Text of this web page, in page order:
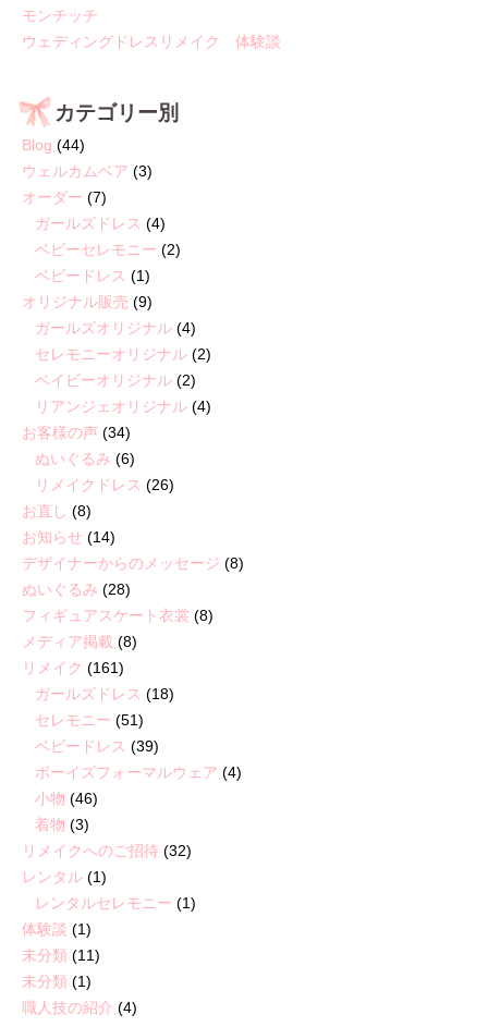
モンチッチ
ウェディングドレスリメイク 体験談
カテゴリー別
Blog (44)
ウェルカムベア (3)
オーダー (7)
ガールズドレス (4)
ベビーセレモニー (2)
ベビードレス (1)
オリジナル販売 (9)
ガールズオリジナル (4)
セレモニーオリジナル (2)
ベイビーオリジナル (2)
リアンジェオリジナル (4)
お客様の声 (34)
ぬいぐるみ (6)
リメイクドレス (26)
お直し (8)
お知らせ (14)
デザイナーからのメッセージ (8)
ぬいぐるみ (28)
フィギュアスケート衣裳 (8)
メディア掲載 (8)
リメイク (161)
ガールズドレス (18)
セレモニー (51)
ベビードレス (39)
ボーイズフォーマルウェア (4)
小物 (46)
着物 (3)
リメイクへのご招待 (32)
レンタル (1)
レンタルセレモニー (1)
体験談 (1)
未分類 (11)
未分類 (1)
職人技の紹介 (4)